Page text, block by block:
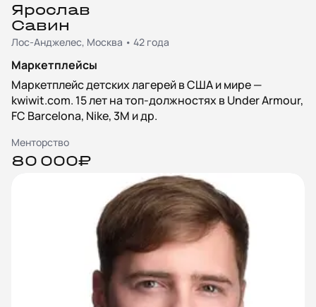
Ярослав
Савин
Лос-Анджелес, Москва • 42 года
Маркетплейсы
Маркетплейс детских лагерей в США и мире —
kwiwit.com. 15 лет на топ-должностях в Under Armour,
FC Barcelona, Nike, 3M и др.
Менторство
80 000₽